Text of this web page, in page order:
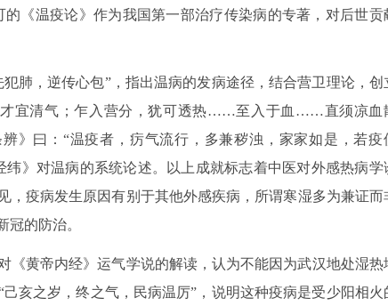
《温疫论》作为我国第一部治疗传染病的专著，对后世贡
肺，逆传心包”，指出温病的发病途径，结合营卫理论，创
才宜清气；乍入营分，犹可透热……至入于血……直须凉血
》曰：“温疫者，疠气流行，多兼秽浊，家家如是，若疫
》对温病的系统论述。以上成就标志着中医对外感热病学
，疫病发生原因有别于其他外感疾病，所谓寒湿多为兼证而
的防治。
《黄帝内经》运气学说的解读，认为不能因为武汉地处湿热
亥之岁，终之气，民病温厉”，说明这种疫病是受少阳相火